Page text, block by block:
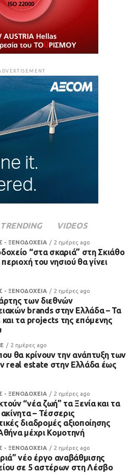
TRENDING VIDEOS
- ΞΕΝΟΔΟΧΕΙΑ 2 ημέρες ago
“στα σκαριά” στη Σκιάθο
του νησιού θα γίνει
- ΞΕΝΟΔΟΧΕΙΑ 2 ημέρες ago
των διεθνών
brands στην Ελλάδα – Τα
τα projects της επόμενης
2 ημέρες ago
θα κρίνουν την ανάπτυξη των
real estate στην Ελλάδα έως
- ΞΕΝΟΔΟΧΕΙΑ 2 ημέρες ago
“νέα ζωή” τα Ξενία και τα
ακίνητα – Τέσσερις
διαδρομές αξιοποίησης
μέχρι Κομοτηνή
- ΞΕΝΟΔΟΧΕΙΑ 2 ημέρες ago
νέο έργο αναβάθμισης
σε 5 αστέρων στη Λέσβο